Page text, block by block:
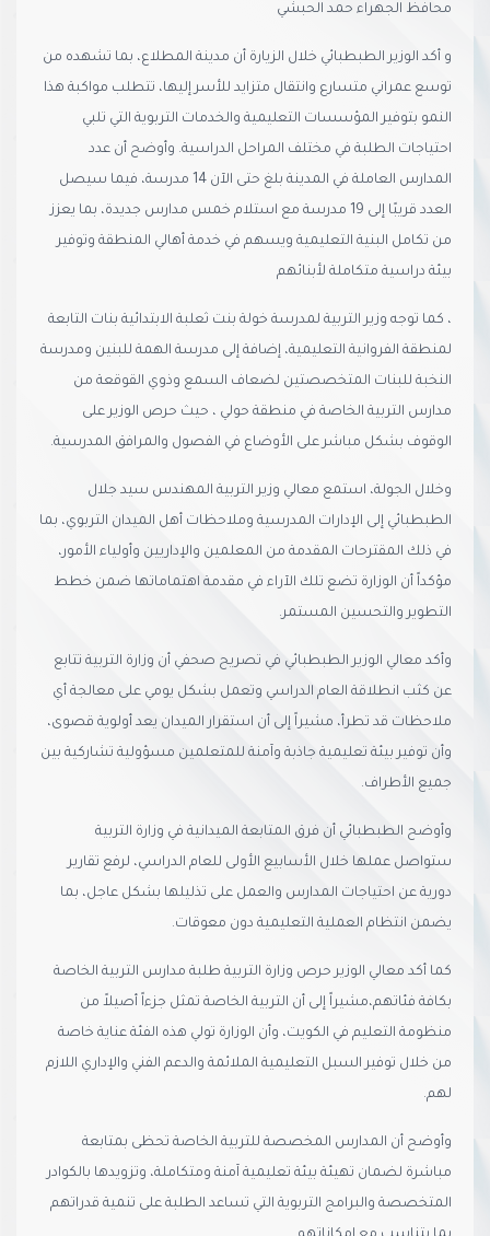
محافظ الجهراء حمد الحبشي
و أكد الوزير الطبطبائي خلال الزيارة أن مدينة المطلاع، بما تشهده من
توسع عمراني متسارع وانتقال متزايد للأسر إليها، تتطلب مواكبة هذا
النمو بتوفير المؤسسات التعليمية والخدمات التربوية التي تلبي
احتياجات الطلبة في مختلف المراحل الدراسية. وأوضح أن عدد
المدارس العاملة في المدينة بلغ حتى الآن 14 مدرسة، فيما سيصل
العدد قريبًا إلى 19 مدرسة مع استلام خمس مدارس جديدة، بما يعزز
من تكامل البنية التعليمية ويسهم في خدمة أهالي المنطقة وتوفير
بيئة دراسية متكاملة لأبنائهم
، كما توجه وزير التربية لمدرسة خولة بنت ثعلبة الابتدائية بنات التابعة
لمنطقة الفروانية التعليمية، إضافة إلى مدرسة الهمة للبنين ومدرسة
النخبة للبنات المتخصصتين لضعاف السمع وذوي القوقعة من
مدارس التربية الخاصة في منطقة حولي ، حيث حرص الوزير على
الوقوف بشكل مباشر على الأوضاع في الفصول والمرافق المدرسية.
وخلال الجولة، استمع معالي وزير التربية المهندس سيد جلال
الطبطبائي إلى الإدارات المدرسية وملاحظات أهل الميدان التربوي، بما
في ذلك المقترحات المقدمة من المعلمين والإداريين وأولياء الأمور،
مؤكداً أن الوزارة تضع تلك الآراء في مقدمة اهتماماتها ضمن خطط
التطوير والتحسين المستمر.
وأكد معالي الوزير الطبطبائي في تصريح صحفي أن وزارة التربية تتابع
عن كثب انطلاقة العام الدراسي وتعمل بشكل يومي على معالجة أي
ملاحظات قد تطرأ، مشيراً إلى أن استقرار الميدان يعد أولوية قصوى،
وأن توفير بيئة تعليمية جاذبة وآمنة للمتعلمين مسؤولية تشاركية بين
جميع الأطراف.
وأوضح الطبطبائي أن فرق المتابعة الميدانية في وزارة التربية
ستواصل عملها خلال الأسابيع الأولى للعام الدراسي، لرفع تقارير
دورية عن احتياجات المدارس والعمل على تذليلها بشكل عاجل، بما
يضمن انتظام العملية التعليمية دون معوقات.
كما أكد معالي الوزير حرص وزارة التربية طلبة مدارس التربية الخاصة
بكافة فئاتهم،مشيراً إلى أن التربية الخاصة تمثل جزءاً أصيلاً من
منظومة التعليم في الكويت، وأن الوزارة تولي هذه الفئة عناية خاصة
من خلال توفير السبل التعليمية الملائمة والدعم الفني والإداري اللازم
لهم.
وأوضح أن المدارس المخصصة للتربية الخاصة تحظى بمتابعة
مباشرة لضمان تهيئة بيئة تعليمية آمنة ومتكاملة، وتزويدها بالكوادر
المتخصصة والبرامج التربوية التي تساعد الطلبة على تنمية قدراتهم